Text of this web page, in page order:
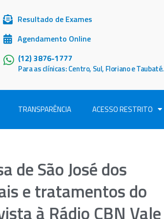
Resultado de Exames
Agendamento Online
(12) 3876-1777
Para as clínicas: Centro, Sul, Floriano e Taubaté.
TRANSPARÊNCIA ACESSO RESTRITO
de São José dos
e tratamentos do
à Rádio CBN Vale